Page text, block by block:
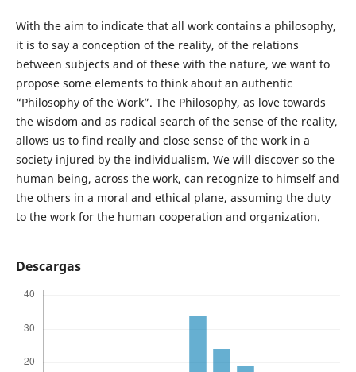
With the aim to indicate that all work contains a philosophy,
it is to say a conception of the reality, of the relations
between subjects and of these with the nature, we want to
propose some elements to think about an authentic
“Philosophy of the Work”. The Philosophy, as love towards
the wisdom and as radical search of the sense of the reality,
allows us to find really and close sense of the work in a
society injured by the individualism. We will discover so the
human being, across the work, can recognize to himself and
the others in a moral and ethical plane, assuming the duty
to the work for the human cooperation and organization.
Descargas